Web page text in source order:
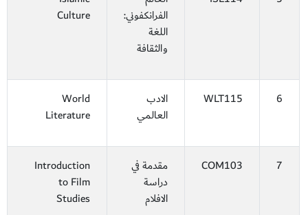
الفرانكفوني:
اللغة
والثقافة
Culture
6
WLT115
الادب
العالمي
World
Literature
7
COM103
مقدمة في
دراسة
الافلام
Introduction
to Film
Studies